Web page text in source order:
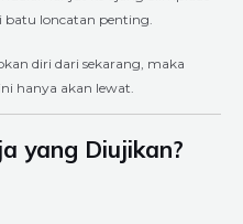
batu loncatan penting.
diri dari sekarang, maka
hanya akan lewat.
yang Diujikan?